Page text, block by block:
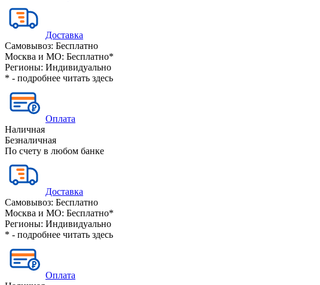
Доставка
Самовывоз: Бесплатно
Москва и МО: Бесплатно*
Регионы: Индивидуально
* - подробнее читать здесь
Оплата
Наличная
Безналичная
По счету в любом банке
Доставка
Самовывоз: Бесплатно
Москва и МО: Бесплатно*
Регионы: Индивидуально
* - подробнее читать здесь
Оплата